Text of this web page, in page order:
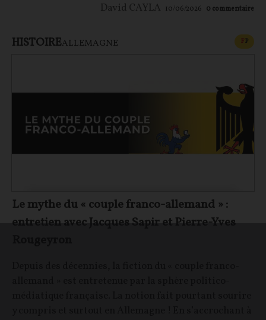
David CAYLA 10/06/2026 0 commentaire
HISTOIREALLEMAGNE FP
Le mythe du « couple franco-allemand » :
entretien avec Jacques Sapir et Pierre-Yves